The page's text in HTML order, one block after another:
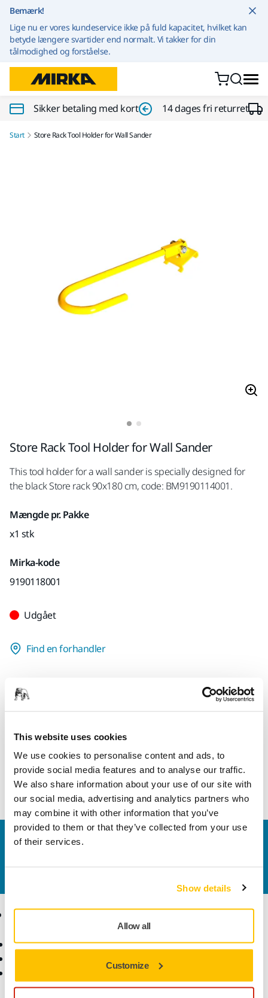
This website uses cookies
We use cookies to personalise content and ads, to
provide social media features and to analyse our traffic.
We also share information about your use of our site with
our social media, advertising and analytics partners who
may combine it with other information that you’ve
provided to them or that they’ve collected from your use
of their services.
Show details
Allow all
Customize
Bemærk!
Lige nu er vores kundeservice ikke på fuld kapacitet, hvilket kan
betyde længere svartider end normalt. Vi takker for din
tålmodighed og forståelse.
Sikker betaling med kort 14 dages fri returret
Start Store Rack Tool Holder for Wall Sander
Store Rack Tool Holder for Wall Sander
This tool holder for a wall sander is specially designed for
the black Store rack 90x180 cm, code: BM9190114001.
Mængde pr. Pakke
x1 stk
Mirka-kode
9190118001
Udgået
Find en forhandler
Tekniske detaljer
This tool holder for a wall sander is specially designed for
the black Store rack 90x180 cm, code: BM9190114001.
Kontakt os
Produkter
Elektrisk værktøj
polermidler
Knowhow
Brancher
Løsninger